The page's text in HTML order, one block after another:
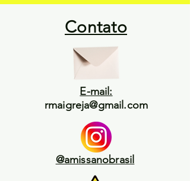
Contato
E-mail:
rmaigreja@gmail.com
@amissanobrasil